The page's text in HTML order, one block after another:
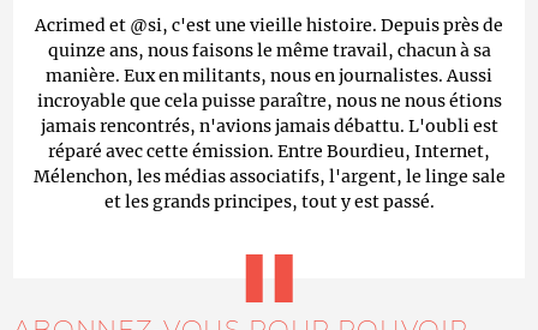
Acrimed et @si, c'est une vieille histoire. Depuis près de
quinze ans, nous faisons le même travail, chacun à sa
manière. Eux en militants, nous en journalistes. Aussi
incroyable que cela puisse paraître, nous ne nous étions
jamais rencontrés, n'avions jamais débattu. L'oubli est
réparé avec cette émission. Entre Bourdieu, Internet,
Mélenchon, les médias associatifs, l'argent, le linge sale
et les grands principes, tout y est passé.